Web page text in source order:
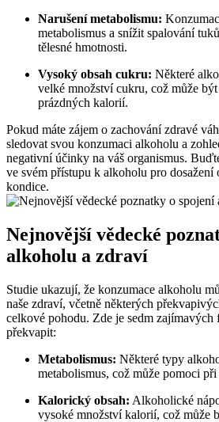
Narušení metabolismu:
metabolismus a snížit spalování
tělesné hmotnosti.
Vysoký obsah cukru: Některé
velké množství cukru, což může
prázdných kalorií.
Pokud máte zájem o zachování zdravé
sledovat svou konzumaci alkoholu a
negativní účinky na váš organismus.
ve svém přístupu k alkoholu pro dosažení
kondice.
Nejnovější vědecké
alkoholu a zdraví
Studie ukazují, že konzumace alkoholu
naše zdraví, včetně některých
celkové pohodu. Zde je sedm
překvapit:
Metabolismus: Některé typy
metabolismus, což může pomoci
Kalorický obsah: Alkoholické
vysoké množství kalorií, což může